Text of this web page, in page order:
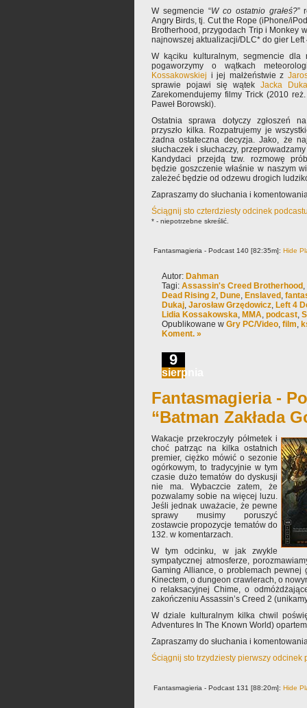
W segmencie “W co ostatnio grałeś?”
Angry Birds, tj. Cut the Rope (iPhone/
Brotherhood, przygodach Trip i Monkey
najnowszej aktualizacji/DLC* do gier Left
W kąciku kulturalnym, segmencie dla
pogaworzymy o wątkach
Kossakowskiej i jej małżeństwie z
sprawie pojawi się wątek Jacka
Zarekomendujemy filmy Trick (2010
Paweł Borowski).
Ostatnia sprawa dotyczy zgłoszeń
przyszło kilka. Rozpatrujemy je
żadna ostateczna decyzja. Jako, że
słuchaczek i słuchaczy,
Kandydaci przejdą tzw. rozmowę
będzie goszczenie właśnie w naszym
zależeć będzie od odzewu drogich
Zapraszamy do słuchania i
Ściągnij sto czterdziesty odcinek
* - niepotrzebne skreślić.
Fantasmagieria - Podcast 140 [82:35m]: Hide
Autor: Dahman
Tagi: Assassin's Creed Brotherhood ,
Dead Rising 2, Dune, Enslaved ,
Dukaj, Jarosław Grzędowicz, Left 4
Lidia Kossakowska, MMA, podcast,
Opublikowane w Gry PC/Video, film,
Koment. »
9
sierpnia
Fantasmagieria -
“Batman Zakłada
Wakacje przekroczyły półmetek i
choć patrząc na kilka ostatnich
premier, ciężko mówić o sezonie
ogórkowym, to tradycyjnie w tym
czasie dużo tematów do dyskusji
nie ma. Wybaczcie zatem, że
pozwalamy sobie na więcej luzu.
Jeśli jednak uważacie, że pewne
sprawy musimy poruszyć
zostawcie propozycje tematów do
132. w komentarzach.
W tym odcinku, w jak zwykle
sympatycznej atmosferze,
Gaming Alliance, o problemach pewnej
Kinectem, o dungeon crawlerach, o
o relaksacyjnej Chime, o
zakończeniu Assassin’s Creed 2
W dziale kulturalnym kilka chwil
Adventures In The Known World)
Zapraszamy do słuchania i
Ściągnij sto trzydziesty pierwszy odcinek
Fantasmagieria - Podcast 131 [88:20m]: Hide